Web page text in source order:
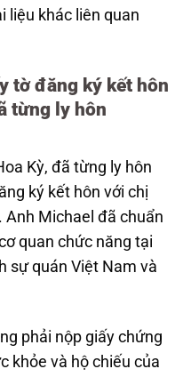
liệu khác liên quan
tờ đăng ký kết hôn
từng ly hôn
Kỳ, đã từng ly hôn
ký kết hôn với chị
Anh Michael đã chuẩn
quan chức năng tại
sự quán Việt Nam và
phải nộp giấy chứng
khỏe và hộ chiếu của